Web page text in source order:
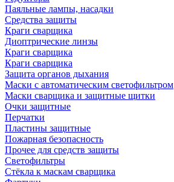
Паяльные лампы, насадки
Средства защиты
Краги сварщика
Диоптрические линзы
Краги сварщика
Краги сварщика
Защита органов дыхания
Маски с автоматическим светофильтром
Маски сварщика и защитные щитки
Очки защитные
Перчатки
Пластины защитные
Пожарная безопасность
Прочее для средств защиты
Светофильтры
Стёкла к маскам сварщика